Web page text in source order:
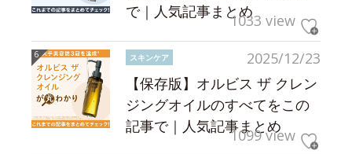
で｜人気記事まとめ1033 view
2025/12/23
スキンケア
【保存版】オルビス ザ クレン
ジングオイルのすべてをこの
記事で｜人気記事まとめ
1099 view